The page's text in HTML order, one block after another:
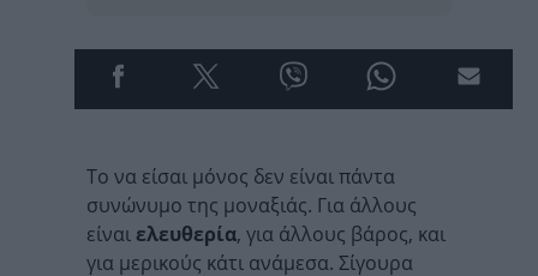
Το να είσαι μόνος δεν είναι πάντα
συνώνυμο της μοναξιάς. Για άλλους
είναι ελευθερία, για άλλους βάρος, και
για μερικούς κάτι ανάμεσα. Σίγουρα